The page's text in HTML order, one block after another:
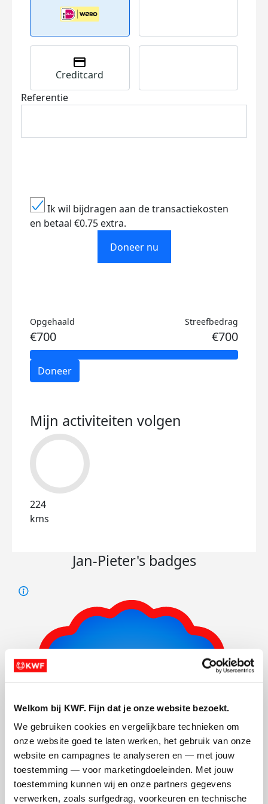
Welkom bij KWF. Fijn dat je onze website bezoekt.
We gebruiken cookies en vergelijkbare technieken om
onze website goed te laten werken, het gebruik van onze
website en campagnes te analyseren en — met jouw
toestemming — voor marketingdoeleinden. Met jouw
toestemming kunnen wij en onze partners gegevens
verwerken, zoals surfgedrag, voorkeuren en technische
Creditcard
Referentie
Ik wil bijdragen aan de transactiekosten
en betaal €0.75 extra.
Doneer nu
Opgehaald
€700
Streefbedrag
€700
Doneer
Mijn activiteiten volgen
224
kms
Jan-Pieter's badges